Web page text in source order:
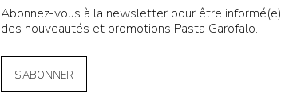
Abonnez-vous à la newsletter pour être informé(e)
des nouveautés et promotions Pasta Garofalo.
S’ABONNER